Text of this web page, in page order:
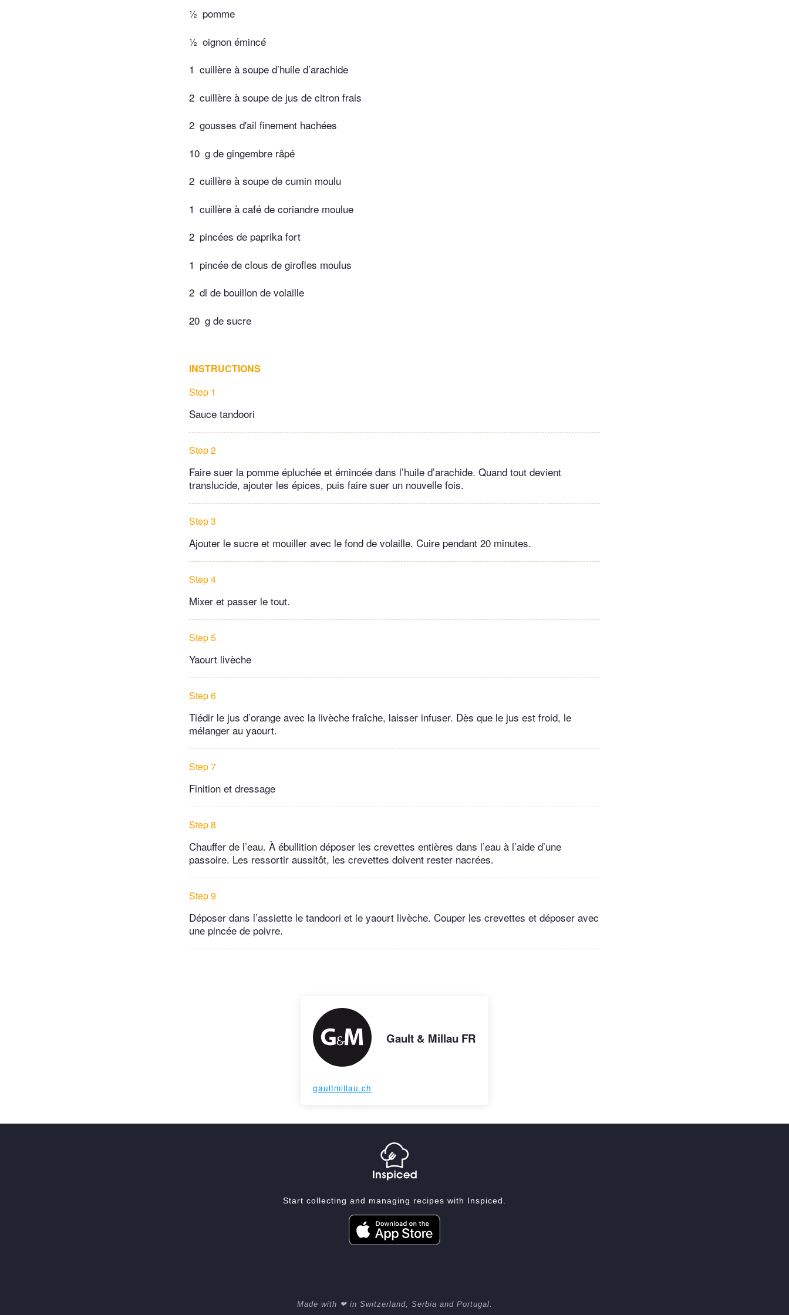
½ pomme
½ oignon émincé
1 cuillère à soupe d’huile d’arachide
2 cuillère à soupe de jus de citron frais
2 gousses d'ail finement hachées
10 g de gingembre râpé
2 cuillère à soupe de cumin moulu
1 cuillère à café de coriandre moulue
2 pincées de paprika fort
1 pincée de clous de girofles moulus
2 dl de bouillon de volaille
20 g de sucre
INSTRUCTIONS
Step 1
Sauce tandoori
Step 2
Faire suer la pomme épluchée et émincée dans l’huile d’arachide. Quand tout devient
translucide, ajouter les épices, puis faire suer un nouvelle fois.
Step 3
Ajouter le sucre et mouiller avec le fond de volaille. Cuire pendant 20 minutes.
Step 4
Mixer et passer le tout.
Step 5
Yaourt livèche
Step 6
Tiédir le jus d’orange avec la livèche fraîche, laisser infuser. Dès que le jus est froid, le
mélanger au yaourt.
Step 7
Finition et dressage
Step 8
Chauffer de l’eau. À ébullition déposer les crevettes entières dans l’eau à l’aide d’une
passoire. Les ressortir aussitôt, les crevettes doivent rester nacrées.
Step 9
Déposer dans l’assiette le tandoori et le yaourt livèche. Couper les crevettes et déposer avec
une pincée de poivre.
Gault & Millau FR
gaultmillau.ch
Start collecting and managing recipes with Inspiced.
Made with ❤ in Switzerland, Serbia and Portugal.